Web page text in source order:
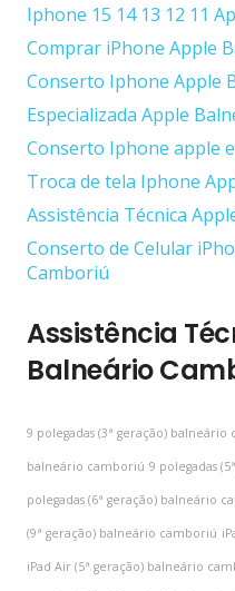
Iphone 15 14 13 12 11
Comprar iPhone Apple
Conserto Iphone Apple
Especializada Apple
Conserto Iphone apple
Troca de tela Iphone
Assistência Técnica
Conserto de Celular
Camboriú
Assistência
Balneário
9 polegadas (3ª geração) balneário
balneário camboriú 9 polegadas
polegadas (6ª geração) balneário
(9ª geração) balneário camboriú
iPad Air (5ª geração) balneário